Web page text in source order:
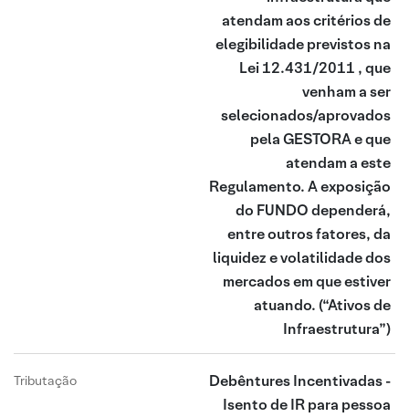
atendam aos critérios de
elegibilidade previstos na
Lei 12.431/2011 , que
venham a ser
selecionados/aprovados
pela GESTORA e que
atendam a este
Regulamento. A exposição
do FUNDO dependerá,
entre outros fatores, da
liquidez e volatilidade dos
mercados em que estiver
atuando. (“Ativos de
Infraestrutura”)
Tributação
Debêntures Incentivadas -
Isento de IR para pessoa